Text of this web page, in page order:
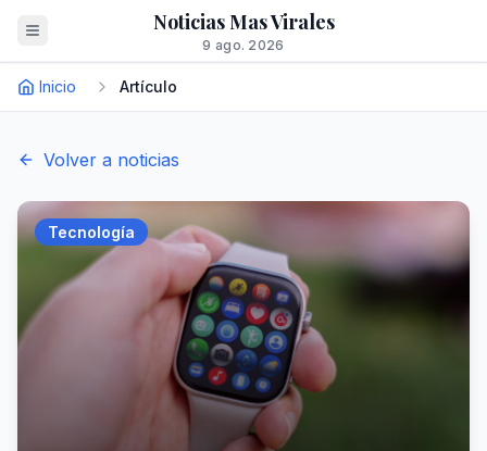
Noticias Mas Virales
9 ago. 2026
Inicio Artículo
Volver a noticias
Tecnología